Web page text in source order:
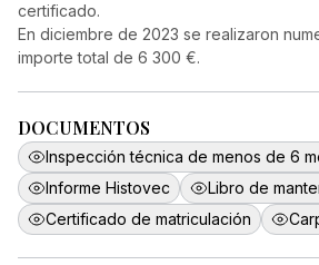
certificado.
En diciembre de 2023 se realizaron
importe total de 6 300 €.
DOCUMENTOS
Inspección técnica de menos de 6
Informe Histovec
Libro de
Certificado de matriculación